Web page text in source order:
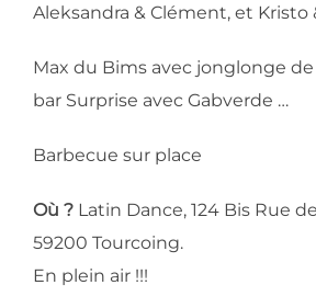
Aleksandra & Clément, et Kristo
Max du Bims avec jonglonge
bar Surprise avec Gabverde …
Barbecue sur place
Où ? Latin Dance, 124 Bis Rue
59200 Tourcoing.
En plein air !!!